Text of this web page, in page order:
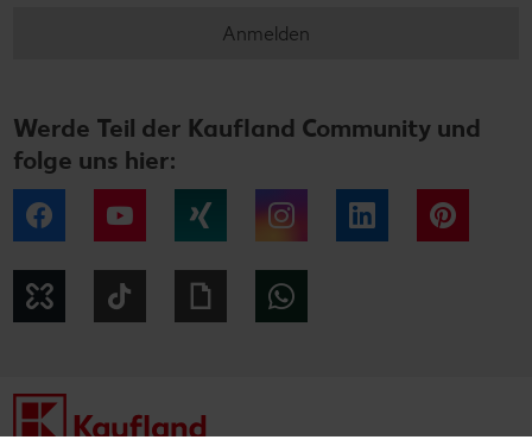
Anmelden
Werde Teil der Kaufland Community und
folge uns hier:
Facebook YouTube Instagram LinkedIn
Kununu Giphy